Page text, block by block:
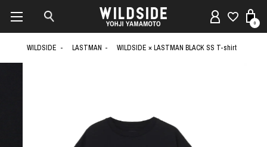
0
WILDSIDE LASTMAN WILDSIDE × LASTMAN BLACK SS T-shirt